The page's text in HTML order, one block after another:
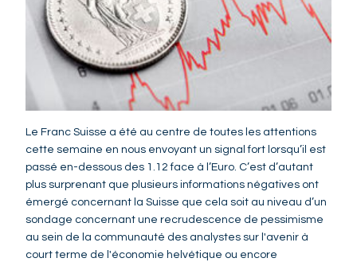
Le Franc Suisse a été au centre de toutes les attentions
cette semaine en nous envoyant un signal fort lorsqu’il est
passé en-dessous des 1.12 face à l’Euro. C’est d’autant
plus surprenant que plusieurs informations négatives ont
émergé concernant la Suisse que cela soit au niveau d’un
sondage concernant une recrudescence de pessimisme
au sein de la communauté des analystes sur l'avenir à
court terme de l'économie helvétique ou encore